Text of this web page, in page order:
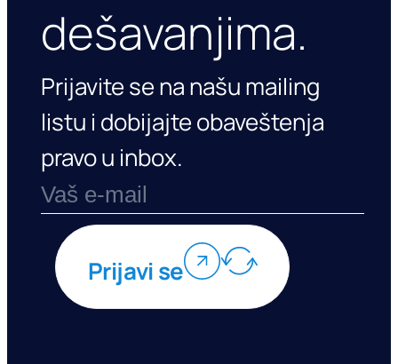
dešavanjima.
Prijavite se na našu mailing
listu i dobijajte obaveštenja
pravo u inbox.
Prijavi se